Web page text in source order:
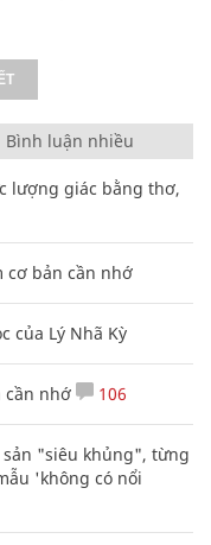
Bình luận nhiều
lượng giác bằng thơ,
cơ bản cần nhớ
của Lý Nhã Kỳ
cần nhớ 106
"siêu khủng", từng
'không có nổi